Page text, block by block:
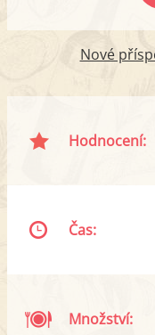
Nové
Hodnocení:
Čas:
Množství: